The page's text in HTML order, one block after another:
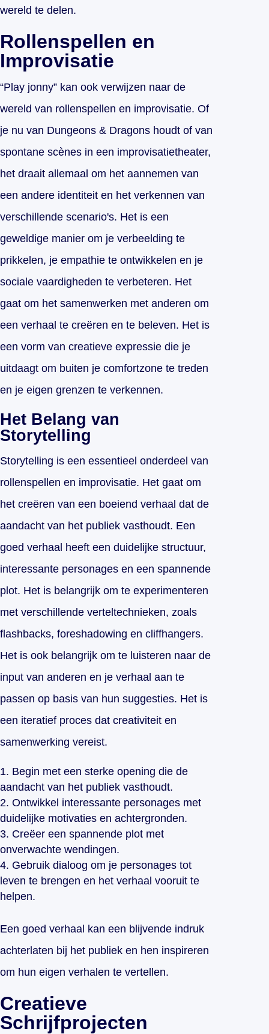
wereld te delen.
Rollenspellen en
Improvisatie
“Play jonny” kan ook verwijzen naar de
wereld van rollenspellen en improvisatie. Of
je nu van Dungeons & Dragons houdt of van
spontane scènes in een improvisatietheater,
het draait allemaal om het aannemen van
een andere identiteit en het verkennen van
verschillende scenario's. Het is een
geweldige manier om je verbeelding te
prikkelen, je empathie te ontwikkelen en je
sociale vaardigheden te verbeteren. Het
gaat om het samenwerken met anderen om
een verhaal te creëren en te beleven. Het is
een vorm van creatieve expressie die je
uitdaagt om buiten je comfortzone te treden
en je eigen grenzen te verkennen.
Het Belang van
Storytelling
Storytelling is een essentieel onderdeel van
rollenspellen en improvisatie. Het gaat om
het creëren van een boeiend verhaal dat de
aandacht van het publiek vasthoudt. Een
goed verhaal heeft een duidelijke structuur,
interessante personages en een spannende
plot. Het is belangrijk om te experimenteren
met verschillende verteltechnieken, zoals
flashbacks, foreshadowing en cliffhangers.
Het is ook belangrijk om te luisteren naar de
input van anderen en je verhaal aan te
passen op basis van hun suggesties. Het is
een iteratief proces dat creativiteit en
samenwerking vereist.
Begin met een sterke opening die de
aandacht van het publiek vasthoudt.
Ontwikkel interessante personages met
duidelijke motivaties en achtergronden.
Creëer een spannende plot met
onverwachte wendingen.
Gebruik dialoog om je personages tot
leven te brengen en het verhaal vooruit te
helpen.
Een goed verhaal kan een blijvende indruk
achterlaten bij het publiek en hen inspireren
om hun eigen verhalen te vertellen.
Creatieve
Schrijfprojecten